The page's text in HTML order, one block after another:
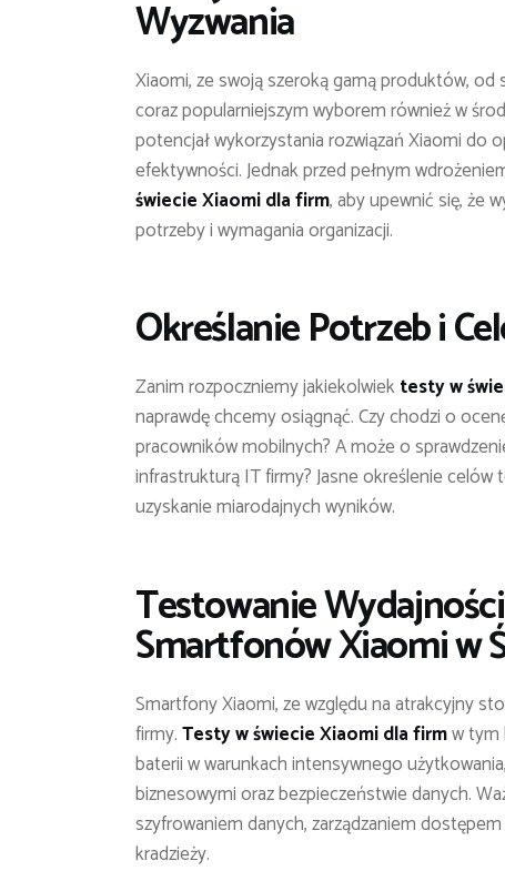
Wyzwania
Xiaomi, ze swoją szeroką gamą produktów,
coraz popularniejszym wyborem również w
potencjał wykorzystania rozwiązań Xiaomi do
efektywności. Jednak przed pełnym
świecie Xiaomi dla firm, aby upewnić się, że
potrzeby i wymagania organizacji.
Określanie Potrzeb i
Zanim rozpoczniemy jakiekolwiektesty w
naprawdę chcemy osiągnąć. Czy chodzi o
pracowników mobilnych? A może o
infrastrukturą IT firmy? Jasne określenie
uzyskanie miarodajnych wyników.
Testowanie
Smartfonów Xiaomi w
Smartfony Xiaomi, ze względu na atrakcyjny
firmy.Testy w świecie Xiaomi dla firmw tym
baterii w warunkach intensywnego
biznesowymi oraz bezpieczeństwie danych.
szyfrowaniem danych, zarządzaniem
kradzieży.